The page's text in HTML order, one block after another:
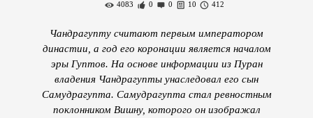
4083 0 0 10 412
Чандрагупту считают первым императором
династии, а год его коронации является началом
эры Гуптов. На основе информации из Пуран
владения Чандрагупты унаследовал его сын
Самудрагупта. Самудрагупта стал ревностным
поклонником Вишну, которого он изображал